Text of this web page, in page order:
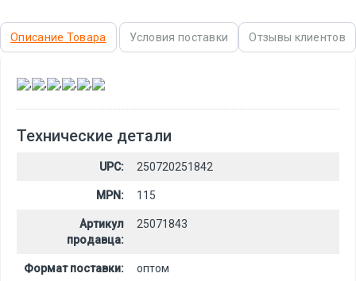
Описание Товара Условия поставки Отзывы клиентов
, , , , ,
Технические детали
UPC: 250720251842
MPN: 115
Артикул
продавца:
25071843
Формат поставки: оптом